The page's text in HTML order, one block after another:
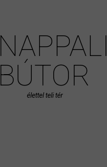
NAPPALI
BÚTOR
élettel teli tér